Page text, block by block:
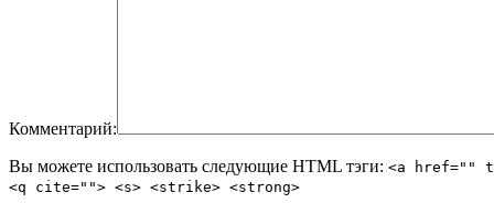
Комментарий:
Вы можете использовать следующие HTML тэги: <a href=""
<q cite=""> <s> <strike> <strong>